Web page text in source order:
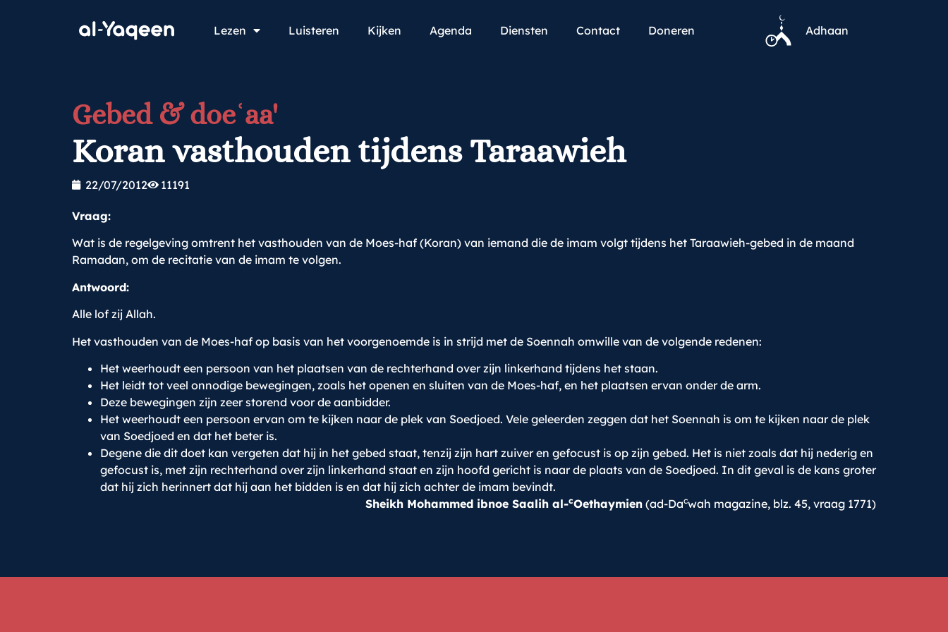
Lezen Luisteren Kijken Agenda Diensten Contact Doneren Adhaan
Gebed & doeʿaa'
Koran vasthouden tijdens Taraawieh
22/07/2012 11191
Vraag:
Wat is de regelgeving omtrent het vasthouden van de Moes-haf (Koran) van iemand die de imam volgt tijdens het Taraawieh-gebed in de maand
Ramadan, om de recitatie van de imam te volgen.
Antwoord:
Alle lof zij Allah.
Het vasthouden van de Moes-haf op basis van het voorgenoemde is in strijd met de Soennah omwille van de volgende redenen:
Het weerhoudt een persoon van het plaatsen van de rechterhand over zijn linkerhand tijdens het staan.
Het leidt tot veel onnodige bewegingen, zoals het openen en sluiten van de Moes-haf, en het plaatsen ervan onder de arm.
Deze bewegingen zijn zeer storend voor de aanbidder.
Het weerhoudt een persoon ervan om te kijken naar de plek van Soedjoed. Vele geleerden zeggen dat het Soennah is om te kijken naar de plek
van Soedjoed en dat het beter is.
Degene die dit doet kan vergeten dat hij in het gebed staat, tenzij zijn hart zuiver en gefocust is op zijn gebed. Het is niet zoals dat hij nederig en
gefocust is, met zijn rechterhand over zijn linkerhand staat en zijn hoofd gericht is naar de plaats van de Soedjoed. In dit geval is de kans groter
dat hij zich herinnert dat hij aan het bidden is en dat hij zich achter de imam bevindt.
Sheikh Mohammed ibnoe Saalih al-cOethaymien (ad-Dacwah magazine, blz. 45, vraag 1771)